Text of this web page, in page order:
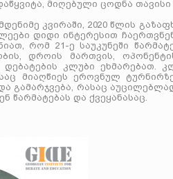
მიღებული ცოდნა თავისი
კვირაში, 2020 წლის
დიდი ინტერესით
რომ 21-ე საუკუნეში
დროის მართვის,
კლუბი ეხმარებათ.
მიაღწიეს ეროვნულ
გამარჯვება, რასაც
წარმატებას და ქვეყანასაც.